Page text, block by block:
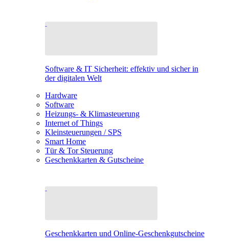
Software & IT Sicherheit: effektiv und sicher in
der digitalen Welt
Hardware
Software
Heizungs- & Klimasteuerung
Internet of Things
Kleinsteuerungen / SPS
Smart Home
Tür & Tor Steuerung
Geschenkkarten & Gutscheine
Geschenkkarten und Online-Geschenkgutscheine